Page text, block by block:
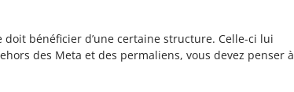
bénéficier d’une certaine structure. Celle-ci lui
des Meta et des permaliens, vous devez penser à